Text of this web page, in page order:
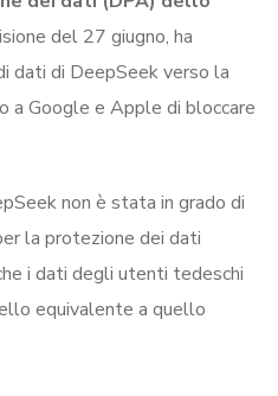
del 27 giugno, ha
dati di DeepSeek verso la
a Google e Apple di bloccare
non è stata in grado di
la protezione dei dati
i dati degli utenti tedeschi
equivalente a quello